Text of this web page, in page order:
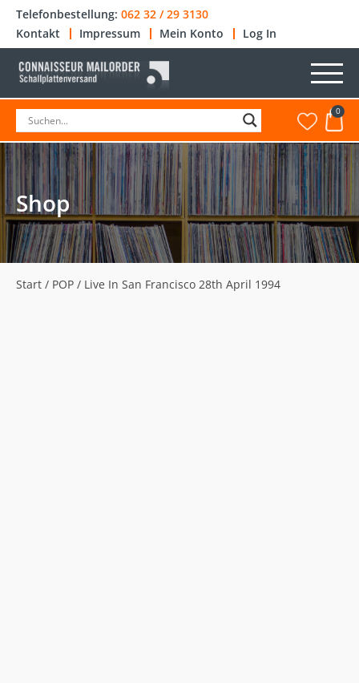
Telefonbestellung: 062 32 / 29 3130
Kontakt
Impressum Mein Konto Log In
0
Shop
Start / POP / Live In San Francisco 28th April 1994